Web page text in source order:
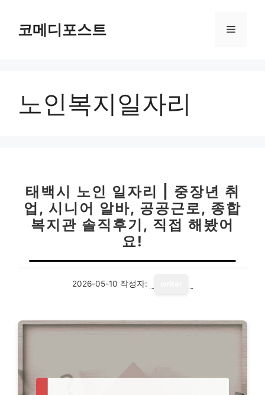
코메디포스트 메
노인복지일자리
태백시 노인 일자리 | 중장년 취
업, 시니어 알바, 공공근로, 종합
복지관 솔직후기, 직접 해봤어
요!
2026-05-10 작성자: